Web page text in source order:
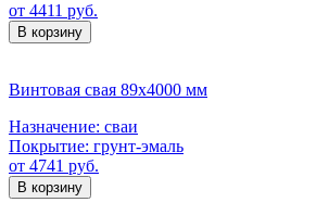
от 4411 руб.
В корзину
Винтовая свая 89х4000 мм
Назначение: сваи
Покрытие: грунт-эмаль
от 4741 руб.
В корзину